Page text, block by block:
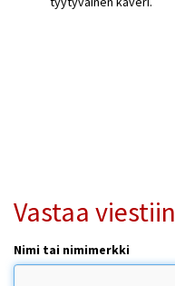
Vastaa viestiin
Nimi tai nimimerkki